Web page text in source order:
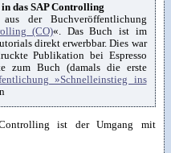
in das SAP Controlling
der Buchveröffentlichung
(CO)«. Das Buch ist im
direkt erwerbbar. Dies war
Publikation bei Espresso
zum Buch (damals die erste
»Schnelleinstieg ins
ist der Umgang mit